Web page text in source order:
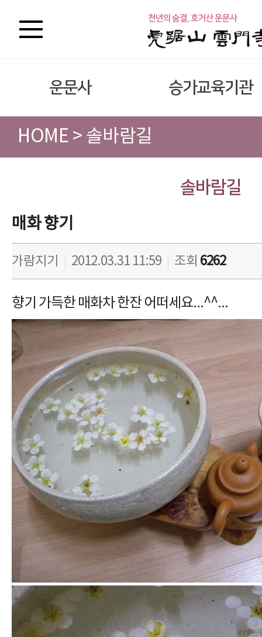
운문사 승가교육기관
HOME > 솔바람길
솔바람길
매화 향기
가람지기 2012.03.31 11:59 조회 6262
향기 가득한 매화차 한잔 어떠세요...^^...